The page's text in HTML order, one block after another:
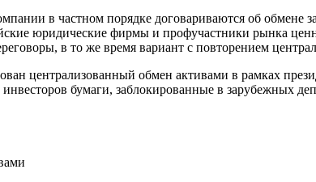
в частном порядке договариваются об
юридические фирмы и профучастники рынка
в то же время вариант с повторением
централизованный обмен активами в рамках
бумаги, заблокированные в зарубежных